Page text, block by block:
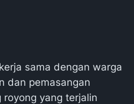
sama dengan warga
dan pemasangan
royong yang terjalin